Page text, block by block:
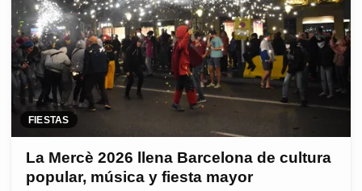
FIESTAS
La Mercè 2026 llena Barcelona de cultura
popular, música y fiesta mayor